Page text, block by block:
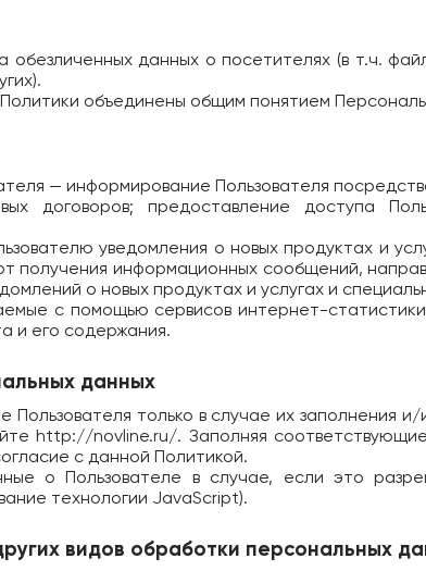
данных о посетителях (в т.ч.
объединены общим понятием
— информирование Пользователя
договоров; предоставление доступа
уведомления о новых продуктах и
получения информационных сообщений,
о новых продуктах и услугах и
с помощью сервисов интернет-
и его содержания.
данных
только в случае их заполнения
http://novline.ru/. Заполняя
с данной Политикой.
о Пользователе в случае, если это
технологии JavaScript).
видов обработки персональных